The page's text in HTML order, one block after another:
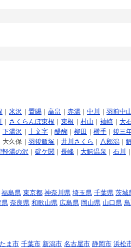
｜ 米沢 ｜ 置賜 ｜ 高畠 ｜ 赤湯 ｜ 中川 ｜ 羽前中
｜ さくらんぼ東根 ｜ 東根 ｜ 村山 ｜ 袖崎 ｜ 大
下湯沢 ｜ 十文字 ｜ 醍醐 ｜ 柳田 ｜ 横手 ｜ 後三
大久保｜ 羽後飯塚 ｜ 井川さくら ｜ 八郎潟 ｜
軽湯の沢 ｜ 碇ケ関 ｜ 長峰 ｜ 大鰐温泉 ｜ 石川 ｜
福島県 東京都 神奈川県 埼玉県 千葉県 茨城
県 奈良県 和歌山県 広島県 岡山県 山口県
ま市 千葉市 新潟市 名古屋市 静岡市 浜松